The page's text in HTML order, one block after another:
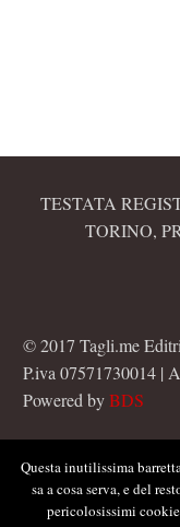
TESTATA
TORINO,
© 2017 Tagli.me
P.iva 07571730014 |
Powered byBDS
Questa inutilissima
sa a cosa serva, e del
pericolosissimi